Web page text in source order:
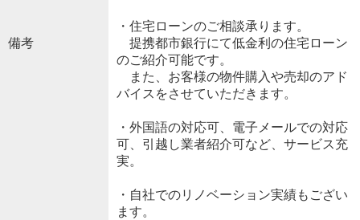
備考
・住宅ローンのご相談承ります。
提携都市銀行にて低金利の住宅ローン
のご紹介可能です。
また、お客様の物件購入や売却のアド
バイスをさせていただきます。
・外国語の対応可、電子メールでの対応
可、引越し業者紹介可など、サービス充
実。
・自社でのリノベーション実績もござい
ます。